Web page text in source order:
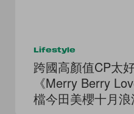
Lifestyle
跨國高顏值CP太
《Merry Berry
檔今田美櫻十月浪